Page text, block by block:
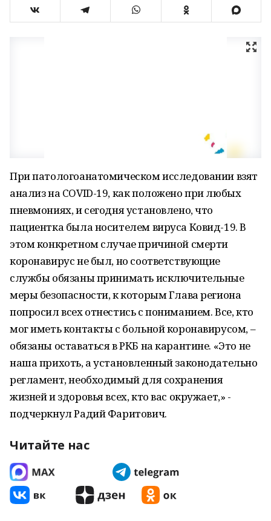
При патологоанатомическом исследовании взят
анализ на COVID-19, как положено при любых
пневмониях, и сегодня установлено, что
пациентка была носителем вируса Ковид-19. В
этом конкретном случае причиной смерти
коронавирус не был, но соответствующие
службы обязаны принимать исключительные
меры безопасности, к которым Глава региона
попросил всех отнестись с пониманием. Все, кто
мог иметь контакты с больной коронавирусом, –
обязаны оставаться в РКБ на карантине. «Это не
наша прихоть, а установленный законодательно
регламент, необходимый для сохранения
жизней и здоровья всех, кто вас окружает,» -
подчеркнул Радий Фаритович.
Читайте нас